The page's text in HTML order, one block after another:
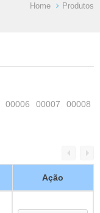
Home Produtos
00006 00007 00008
Ação